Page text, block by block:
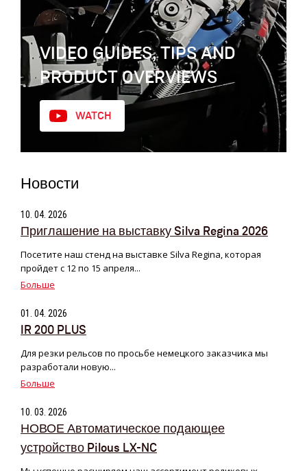
VIDEO GUIDES, TIPS AND
PRODUCT OVERVIEWS
WATCH
Новости
10. 04. 2026
Приглашение на выставку Silva Regina 2026
Посетите наш стенд на выставке Silva Regina, которая
пройдет с 12 по 15 апреля...
Больше
01. 04. 2026
IR 200 PLUS
Для резки рельсов по просьбе немецкого заказчика мы
разработали новую...
Больше
10. 03. 2026
НОВОЕ Автоматическое подающее
устройство Pilous LX-NC